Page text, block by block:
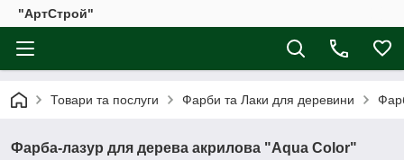
"АртСтрой"
Товари та послуги Фарби та Лаки для деревини
Фарба-лазур для дерева акрилова "Aqua Color"